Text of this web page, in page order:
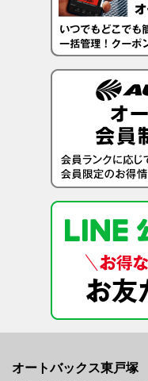
オートバックス東戸塚